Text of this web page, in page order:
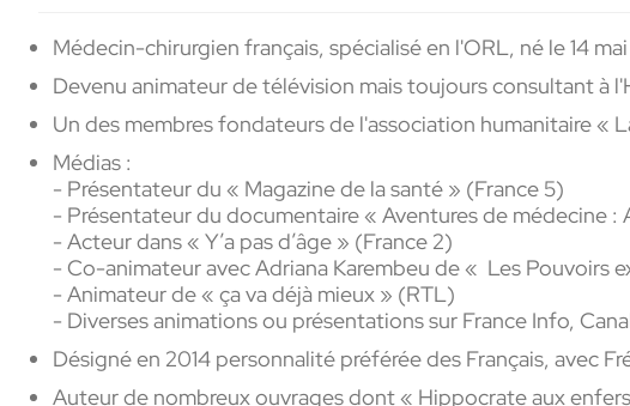
Médecin-chirurgien français, spécialisé en l'ORL, né le 14 mai
Devenu animateur de télévision mais toujours consultant à
Un des membres fondateurs de l'association humanitaire «
Médias :
- Présentateur du « Magazine de la santé » (France 5)
- Présentateur du documentaire « Aventures de médecine
- Acteur dans « Y’a pas d’âge » (France 2)
- Co-animateur avec Adriana Karembeu de « Les Pouvoirs
- Animateur de « ça va déjà mieux » (RTL)
- Diverses animations ou présentations sur France Info,
Désigné en 2014 personnalité préférée des Français, avec
Auteur de nombreux ouvrages dont « Hippocrate aux